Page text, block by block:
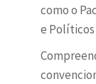
como o
e Políticos